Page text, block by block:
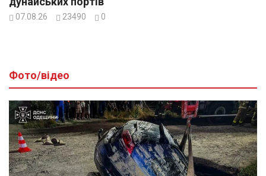
07.08.26 23490 0
Фото/відео